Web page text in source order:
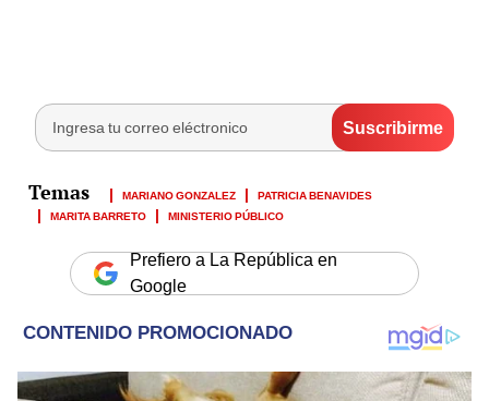
MARIANO GONZALEZ
PATRICIA BENAVIDES
MARITA BARRETO
MINISTERIO PÚBLICO
Prefiero a La República en
Google